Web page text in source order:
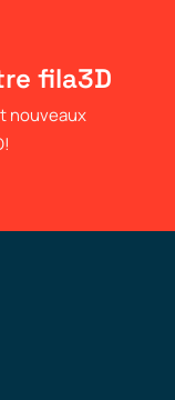
fila3D
nouveaux